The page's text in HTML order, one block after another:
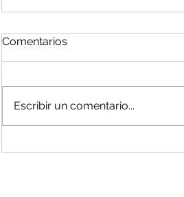
Comentarios
Escribir un comentario...